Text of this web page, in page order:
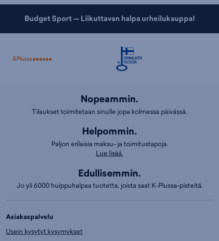
Budget Sport — Liikuttavan halpa urheilukauppa!
Nopeammin.
Tilaukset toimitetaan sinulle jopa kolmessa päivässä.
Helpommin.
Paljon erilaisia maksu- ja toimitustapoja.
Lue lisää.
Edullisemmin.
Jo yli 6000 huippuhalpaa tuotetta, joista saat K-Plussa-pisteitä.
Asiakaspalvelu
Usein kysytyt kysymykset